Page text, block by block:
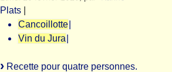
Plats
Cancoillotte
Vin du Jura
Recette pour quatre personnes.